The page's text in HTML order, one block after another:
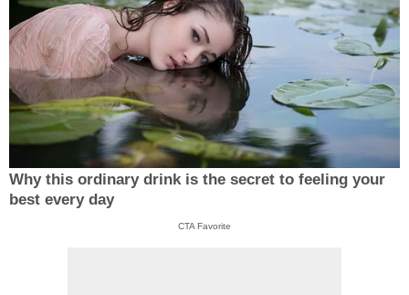
Why this ordinary drink is the secret to feeling your
best every day
CTA Favorite